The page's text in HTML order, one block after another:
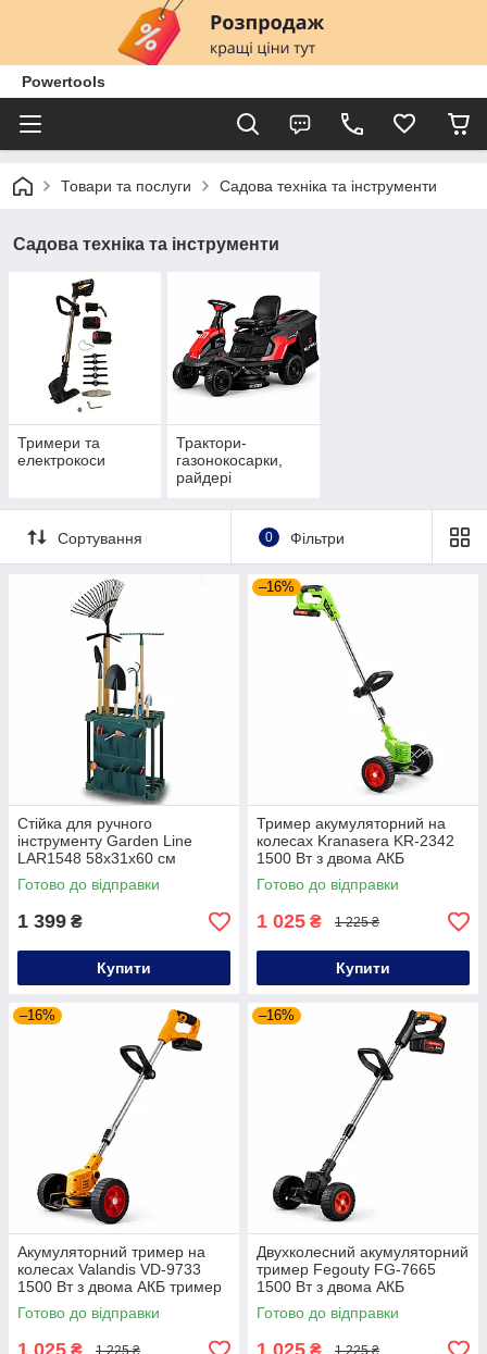
Powertools
Товари та послуги Садова техніка та інструменти
Садова техніка та інструменти
Тримери та
електрокоси
Трактори-
газонокосарки,
райдері
Сортування 0 Фільтри
Стійка для ручного
інструменту Garden Line
LAR1548 58x31x60 см
підставка для садових
дрібниць тримач для
Готово до відправки
1 399 ₴
Купити
–16%
Тример акумуляторний на
колесах Kranasera KR-2342
1500 Вт з двома АКБ
акумуляторна коса з ножем
електрокоса для трави
Готово до відправки
1 025 ₴ 1 225 ₴
Купити
–16%
Акумуляторний тример на
колесах Valandis VD-9733
1500 Вт з двома АКБ тример
на колеса акумуляторна коса
для газону
Готово до відправки
₴ 1 225 ₴
–16%
Двухколесний акумуляторний
тример Fegouty FG-7665
1500 Вт з двома АКБ
бездротовий тример для
трави газонокосарка
Готово до відправки
₴ 1 225 ₴